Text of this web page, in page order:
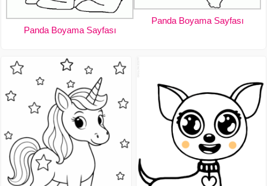
Panda Boyama Sayfası
Panda Boyama Sayfası